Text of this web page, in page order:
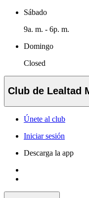
Sábado
9a. m. - 6p. m.
Domingo
Closed
Club de Lealtad
Únete al club
Iniciar sesión
Descarga la app